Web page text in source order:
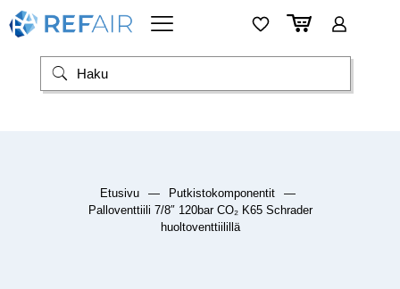
Etusivu — Putkistokomponentit
—
Palloventtiili 7/8″ 120bar CO₂ K65 Schrader
huoltoventtiilillä